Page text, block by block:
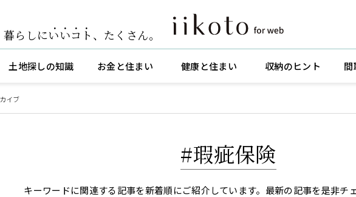
暮らしにいいコト 、 たくさん。
土地探しの知識 お金と住まい 健康と住まい 収納のヒント 間
イブ
#瑕疵保険
キーワードに関連する記事を新着順にご紹介しています。 最新の記事を是非チ